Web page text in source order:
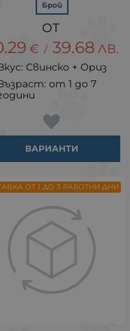
Брой
€ / 39.68 ЛВ.
Свинско + Ориз
от 1 до 7
ВАРИАНТИ
ОТ 1 ДО 3 РАБОТНИ ДНИ